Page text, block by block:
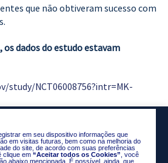
que não obtiveram sucesso com
dados do estudo estavam
NCT06008756?intr=MK-
em seu dispositivo informações que
em visitas futuras, bem como na melhoria do
do site, de acordo com suas preferências
clique em “Aceitar todos os Cookies” , você
abaixo mencionada. É possível, ainda, que